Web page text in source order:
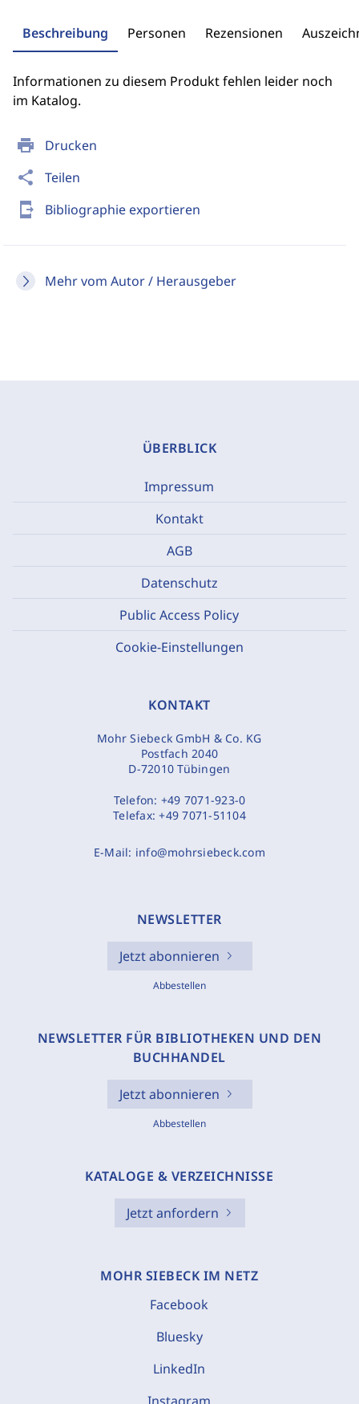
print Drucken
share Teilen
send_to_mobile Bibliographie exportieren
Mehr vom Autor / Herausgeber
Beschreibung Personen Rezensionen
Informationen zu diesem Produkt fehlen leider noch
im Katalog.
ÜBERBLICK
Impressum
Kontakt
AGB
Datenschutz
Public Access Policy
Cookie-Einstellungen
KONTAKT
Mohr Siebeck GmbH & Co. KG
Postfach 2040
D-72010 Tübingen
Telefon: +49 7071-923-0
Telefax:+49 7071-51104
E-Mail: info@mohrsiebeck.com
NEWSLETTER
Jetzt abonnieren
Abbestellen
NEWSLETTER FÜR BIBLIOTHEKEN UND DEN
BUCHHANDEL
Jetzt abonnieren
Abbestellen
KATALOGE & VERZEICHNISSE
Jetzt anfordern
MOHR SIEBECK IM NETZ
Facebook
Bluesky
LinkedIn